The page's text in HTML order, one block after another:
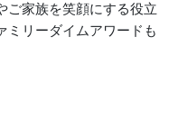
ご家族を笑顔にする役立
ミリーダイムアワードも